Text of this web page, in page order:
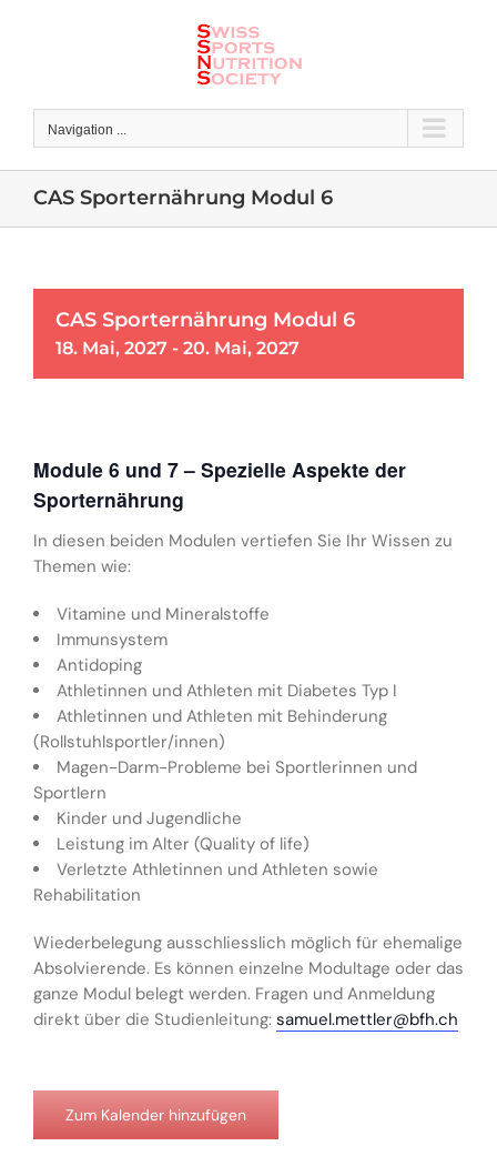
Navigation ...
CAS Sporternährung Modul 6
CAS Sporternährung Modul 6
18. Mai, 2027 - 20. Mai, 2027
Module 6 und 7 – Spezielle Aspekte der
Sporternährung
In diesen beiden Modulen vertiefen Sie Ihr Wissen zu
Themen wie:
Vitamine und Mineralstoffe
Immunsystem
Antidoping
Athletinnen und Athleten mit Diabetes Typ I
Athletinnen und Athleten mit Behinderung
(Rollstuhlsportler/innen)
Magen-Darm-Probleme bei Sportlerinnen und
Sportlern
Kinder und Jugendliche
Leistung im Alter (Quality of life)
Verletzte Athletinnen und Athleten sowie
Rehabilitation
Wiederbelegung ausschliesslich möglich für ehemalige
Absolvierende. Es können einzelne Modultage oder das
ganze Modul belegt werden. Fragen und Anmeldung
direkt über die Studienleitung: samuel.mettler@bfh.ch
Zum Kalender hinzufügen